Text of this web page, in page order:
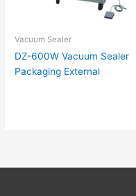
Vacuum Sealer
DZ-600W Vacuum Sealer
Packaging External